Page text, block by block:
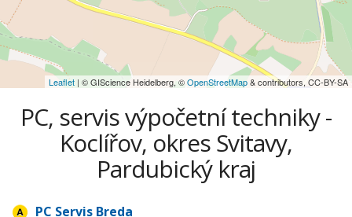
Leaflet | © GIScience Heidelberg, ©OpenStreetMap& contributors, CC-BY-SA
PC, servis výpočetní techniky -
Koclířov, okres Svitavy,
Pardubický kraj
PC Servis Breda